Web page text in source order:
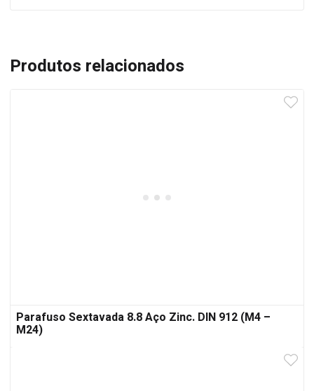
Produtos relacionados
Parafuso Sextavada 8.8 Aço Zinc. DIN 912 (M4 –
M24)